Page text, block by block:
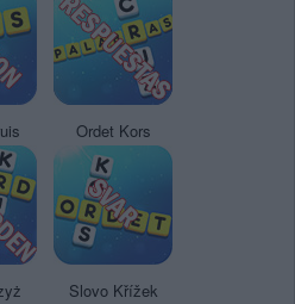
Ordet Kors
Slovo Křížek